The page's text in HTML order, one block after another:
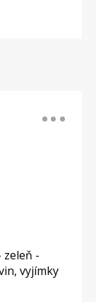
-
vyjímky